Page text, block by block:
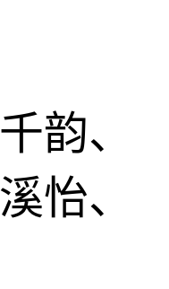
韵、
怡、